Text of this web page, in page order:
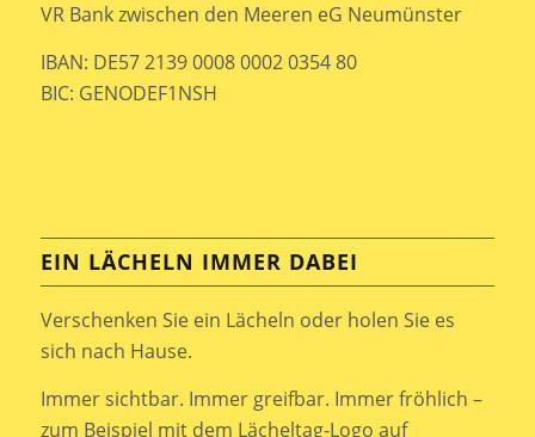
VR Bank zwischen den Meeren eG Neumünster
IBAN: DE57 2139 0008 0002 0354 80
BIC: GENODEF1NSH
EIN LÄCHELN IMMER DABEI
Verschenken Sie ein Lächeln oder holen Sie es
sich nach Hause.
Immer sichtbar. Immer greifbar. Immer fröhlich –
zum Beispiel mit dem Lächeltag-Logo auf